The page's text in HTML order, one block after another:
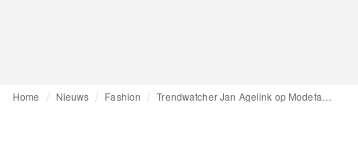
Home Nieuws Fashion